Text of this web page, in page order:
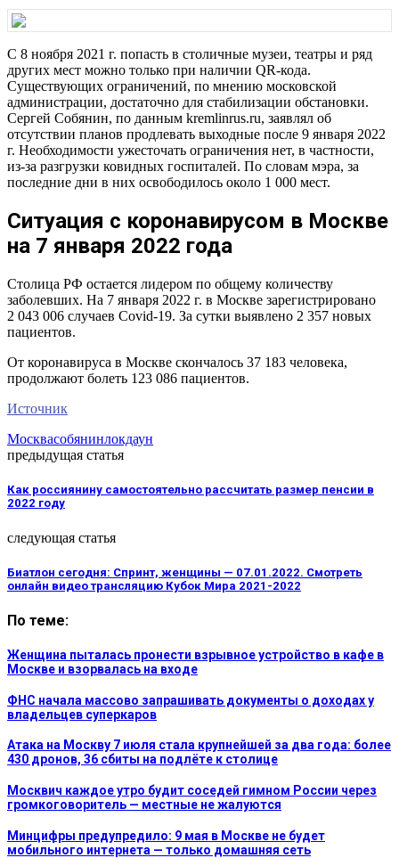
С 8 ноября 2021 г. попасть в столичные музеи, театры и ряд
других мест можно только при наличии QR-кода.
Существующих ограничений, по мнению московской
администрации, достаточно для стабилизации обстановки.
Сергей Собянин, по данным kremlinrus.ru, заявлял об
отсутствии планов продлевать выходные после 9 января 2022
г. Необходимости ужесточать ограничения нет, в частности,
из-за разгрузки ковидных госпиталей. По словам мэра, за
последние дни в них освободилось около 1 000 мест.
Ситуация с коронавирусом в Москве
на 7 января 2022 года
Столица РФ остается лидером по общему количеству
заболевших. На 7 января 2022 г. в Москве зарегистрировано
2 043 006 случаев Covid-19. За сутки выявлено 2 357 новых
пациентов.
От коронавируса в Москве скончалось 37 183 человека,
продолжают болеть 123 086 пациентов.
Источник
Москвасобянинлокдаун
предыдущая статья
Как россиянину самостоятельно рассчитать размер пенсии в
2022 году
следующая статья
Биатлон сегодня: Спринт, женщины — 07.01.2022. Смотреть
онлайн видео трансляцию Кубок Мира 2021-2022
По теме:
Женщина пыталась пронести взрывное устройство в кафе в
Москве и взорвалась на входе
ФНС начала массово запрашивать документы о доходах у
владельцев суперкаров
Атака на Москву 7 июля стала крупнейшей за два года: более
430 дронов, 36 сбиты на подлёте к столице
Москвич каждое утро будит соседей гимном России через
громкоговоритель — местные не жалуются
Минцифры предупредило: 9 мая в Москве не будет
мобильного интернета — только домашняя сеть